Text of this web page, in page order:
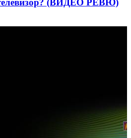
телевизор? (ВИДЕО РЕВЮ)